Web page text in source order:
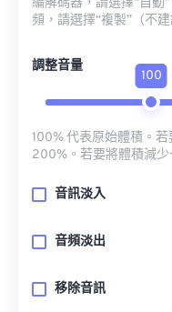
編解碼器，請選擇“自動
頻，請選擇“複製”（不建
調整音量
100
100% 代表原始體積。
200%。若要將體積減少
音訊淡入
音頻淡出
移除音訊